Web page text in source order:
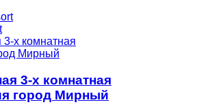
3-х комнатная
город Мирный